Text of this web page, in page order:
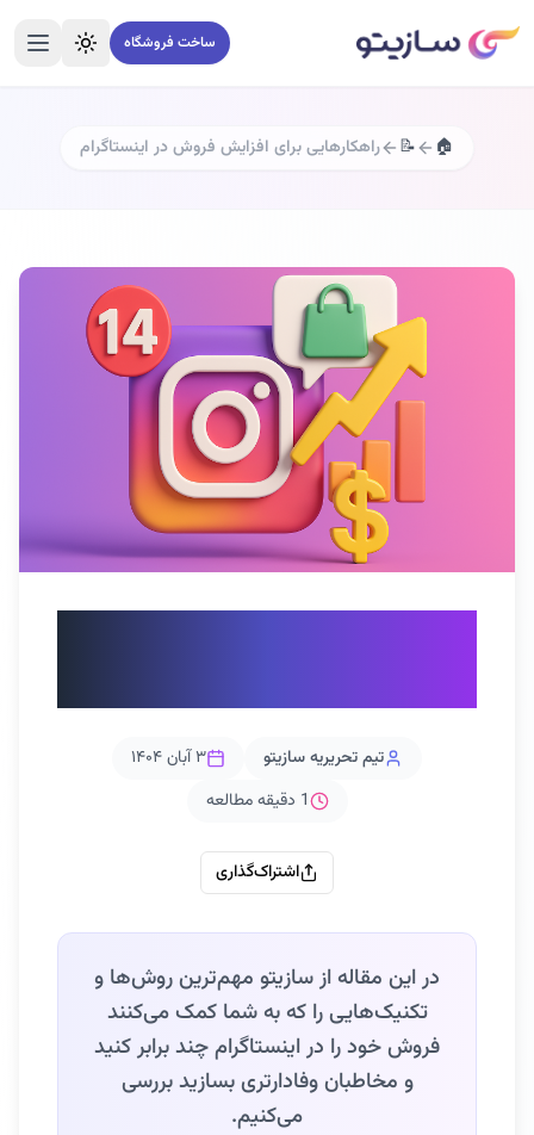
ساخت فروشگاه تغییر تممنو
🏠
📝 راهکارهایی برای افزایش فروش در اینستاگرام
تیم تحریریه سازیتو
۳ آبان ۱۴۰۴
1 دقیقه مطالعه
اشتراک‌گذاری
در این مقاله از سازیتو مهم‌ترین روش‌ها و
تکنیک‌هایی را که به شما کمک می‌کنند
فروش خود را در اینستاگرام چند برابر کنید
و مخاطبان وفادارتری بسازید بررسی
می‌کنیم.